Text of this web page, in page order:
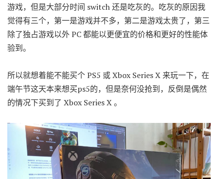
游戏，但是大部分时间 switch 还是吃灰的。吃灰的原因我
觉得有三个，第一是游戏并不多，第二是游戏太贵了，第三
除了独占游戏以外 PC 都能以更便宜的价格和更好的性能体
验到。
所以就想着能不能买个 PS5 或 Xbox Series X 来玩一下，在
端午节这天本来想买ps5的，但是奈何没抢到，反倒是偶然
的情况下买到了 Xbox Series X 。